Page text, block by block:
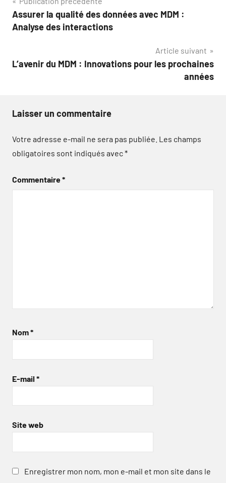
de
Assurer la qualité des données avec MDM :
Analyse des interactions
Article suivant
L’avenir du MDM : Innovations pour les prochaines
années
Laisser un commentaire
Votre adresse e-mail ne sera pas publiée. Les champs
obligatoires sont indiqués avec*
Commentaire*
Nom*
E-mail *
Site web
Enregistrer mon nom, mon e-mail et mon site dans le